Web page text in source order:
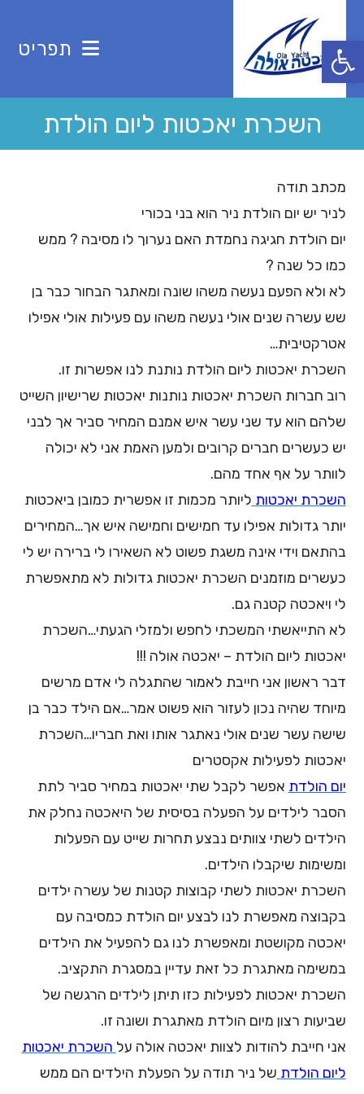
פתח סרגל נגישותcontent
תפריט
השכרת יאכטות ליום הולדת
מכתב תודה
לניר יש יום הולדת ניר הוא בני בכורי
יום הולדת חגיגה נחמדת האם נערוך לו מסיבה ? ממש
כמו כל שנה ?
לא ולא הפעם נעשה משהו שונה ומאתגר הבחור כבר בן
שש עשרה שנים אולי נעשה משהו עם פעילות אולי אפילו
אטרקטיבית…
השכרת יאכטות ליום הולדת נותנת לנו אפשרות זו.
רוב חברות השכרת יאכטות נותנות יאכטות שרישיון השייט
שלהם הוא עד שני עשר איש אמנם המחיר סביר אך לבני
יש כעשרים חברים קרובים ולמען האמת אני לא יכולה
לוותר על אף אחד מהם.
השכרת יאכטות ליותר מכמות זו אפשרית כמובן ביאכטות
יותר גדולות אפילו עד חמישים וחמישה איש אך…המחירים
בהתאם וידי אינה משגת פשוט לא השאירו לי ברירה יש לי
כעשרים מוזמנים השכרת יאכטות גדולות לא מתאפשרת
לי ויאכטה קטנה גם.
לא התייאשתי המשכתי לחפש ולמזלי הגעתי…השכרת
יאכטות ליום הולדת – יאכטה אולה !!!
דבר ראשון אני חייבת לאמור שהתגלה לי אדם מרשים
מיוחד שהיה נכון לעזור הוא פשוט אמר…אם הילד כבר בן
שישה עשר שנים אולי נאתגר אותו ואת חבריו…השכרת
יאכטות לפעילות אקסטרים
יום הולדת אפשר לקבל שתי יאכטות במחיר סביר לתת
הסבר לילדים על הפעלה בסיסית של היאכטה נחלק את
הילדים לשתי צוותים נבצע תחרות שייט עם הפעלות
ומשימות שיקבלו הילדים.
השכרת יאכטות לשתי קבוצות קטנות של עשרה ילדים
בקבוצה מאפשרת לנו לבצע יום הולדת כמסיבה עם
יאכטה מקושטת ומאפשרת לנו גם להפעיל את הילדים
במשימה מאתגרת כל זאת עדיין במסגרת התקציב.
השכרת יאכטות לפעילות כזו תיתן לילדים הרגשה של
שביעות רצון מיום הולדת מאתגרת ושונה זו.
אני חייבת להודות לצוות יאכטה אולה על השכרת יאכטות
ליום הולדת של ניר תודה על הפעלת הילדים הם ממש